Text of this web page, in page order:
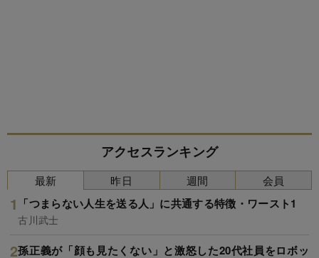
アクセスランキング
最新
「つまらない人生を送る人」に共通する特徴・ワースト1
古川武士
孫正義が「顔も見たくない」と激怒した20代社員をロボッ
昨日 週間 会員